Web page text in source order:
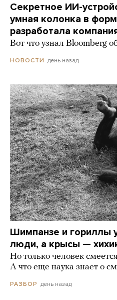
Секретное ИИ-
умная колонка в
разработала
Вот что узнал Bloomberg
НОВОСТИ день назад
Шимпанзе и гориллы
люди, а крысы —
Но только человек
А что еще наука знает о
РАЗБОР день назад